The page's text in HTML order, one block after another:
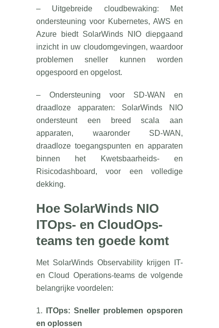
– Uitgebreide cloudbewaking: Met
ondersteuning voor Kubernetes, AWS en
Azure biedt SolarWinds NIO diepgaand
inzicht in uw cloudomgevingen, waardoor
problemen sneller kunnen worden
opgespoord en opgelost.
– Ondersteuning voor SD-WAN en
draadloze apparaten: SolarWinds NIO
ondersteunt een breed scala aan
apparaten, waaronder SD-WAN,
draadloze toegangspunten en apparaten
binnen het Kwetsbaarheids- en
Risicodashboard, voor een volledige
dekking.
Hoe SolarWinds NIO
ITOps- en CloudOps-
teams ten goede komt
Met SolarWinds Observability krijgen IT-
en Cloud Operations-teams de volgende
belangrijke voordelen:
1. ITOps: Sneller problemen opsporen
en oplossen